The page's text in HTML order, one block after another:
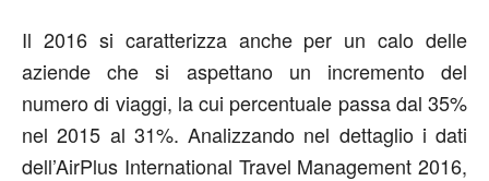
Il 2016 si caratterizza anche per un calo delle
aziende che si aspettano un incremento del
numero di viaggi, la cui percentuale passa dal 35%
nel 2015 al 31%. Analizzando nel dettaglio i dati
dell’AirPlus International Travel Management 2016,